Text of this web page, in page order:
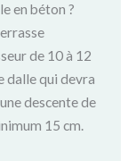
en béton ?
de 10 à 12
dalle qui devra
descente de
15 cm.